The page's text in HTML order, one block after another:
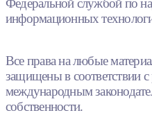
Федеральной службой по
информационных
Все права на любые
защищены в соответствии
международным
собственности.